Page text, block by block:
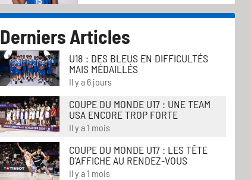
Derniers Articles
U18 : DES BLEUS EN DIFFICULTÉS
MAIS MÉDAILLÉS
Il y a 6 jours
COUPE DU MONDE U17 : UNE TEAM
USA ENCORE TROP FORTE
Il y a 1 mois
COUPE DU MONDE U17 : LES TÊTE
D'AFFICHE AU RENDEZ-VOUS
Il y a 1 mois